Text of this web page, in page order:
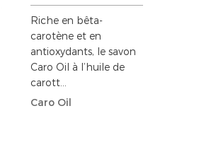
Riche en bêta-
carotène et en
antioxydants, le savon
Caro Oil à l’huile de
carott...
Caro Oil